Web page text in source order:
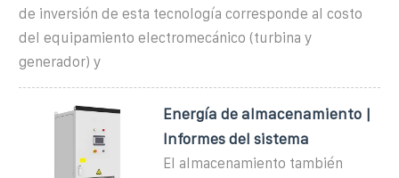
de inversión de esta tecnología corresponde al costo
del equipamiento electromecánico (turbina y
generador) y
Energía de almacenamiento |
Informes del sistema
El almacenamiento también